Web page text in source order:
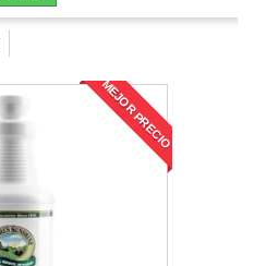
MEJOR PRECIO